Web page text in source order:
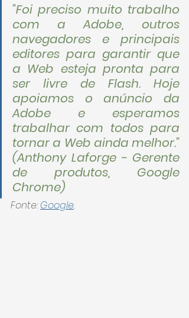
"Foi preciso muito trabalho
com a Adobe, outros
navegadores e principais
editores para garantir que
a Web esteja pronta para
ser livre de Flash. Hoje
apoiamos o anúncio da
Adobe e esperamos
trabalhar com todos para
tornar a Web ainda melhor."
(Anthony Laforge - Gerente
de produtos, Google
Chrome)
Fonte: Google.